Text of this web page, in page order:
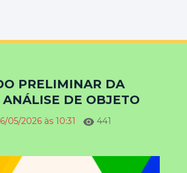
PRELIMINAR DA
ANÁLISE DE OBJETO
05/2026 às 10:31
441